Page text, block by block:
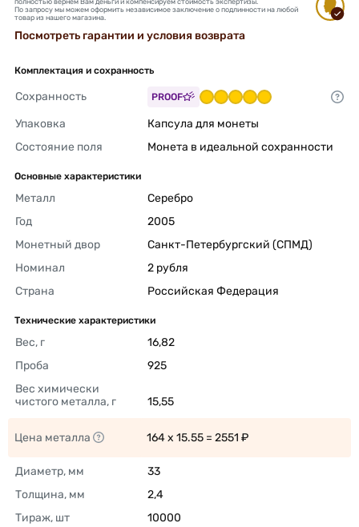
По запросу мы можем оформить независимое заключение о подлинности на любой
товар из нашего магазина.
Посмотреть гарантии и условия возврата
Комплектация и сохранность
Сохранность PROOF
Упаковка
Капсула для монеты
Состояние поля
Монета в идеальной сохранности
Основные характеристики
Металл
Серебро
Год
2005
Монетный двор
Санкт-Петербургский (СПМД)
Номинал
2 рубля
Страна
Российская Федерация
Технические характеристики
Вес, г
16,82
Проба
925
Вес химически
чистого металла, г
15,55
Цена металла 164 x 15.55 = 2551 ₽
Диаметр, мм
33
Толщина, мм
2,4
Тираж, шт
10000